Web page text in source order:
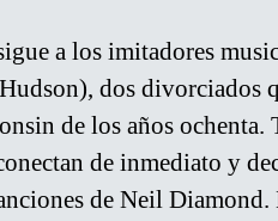
a los imitadores
dos divorciados
de los años ochenta.
de inmediato y
de Neil